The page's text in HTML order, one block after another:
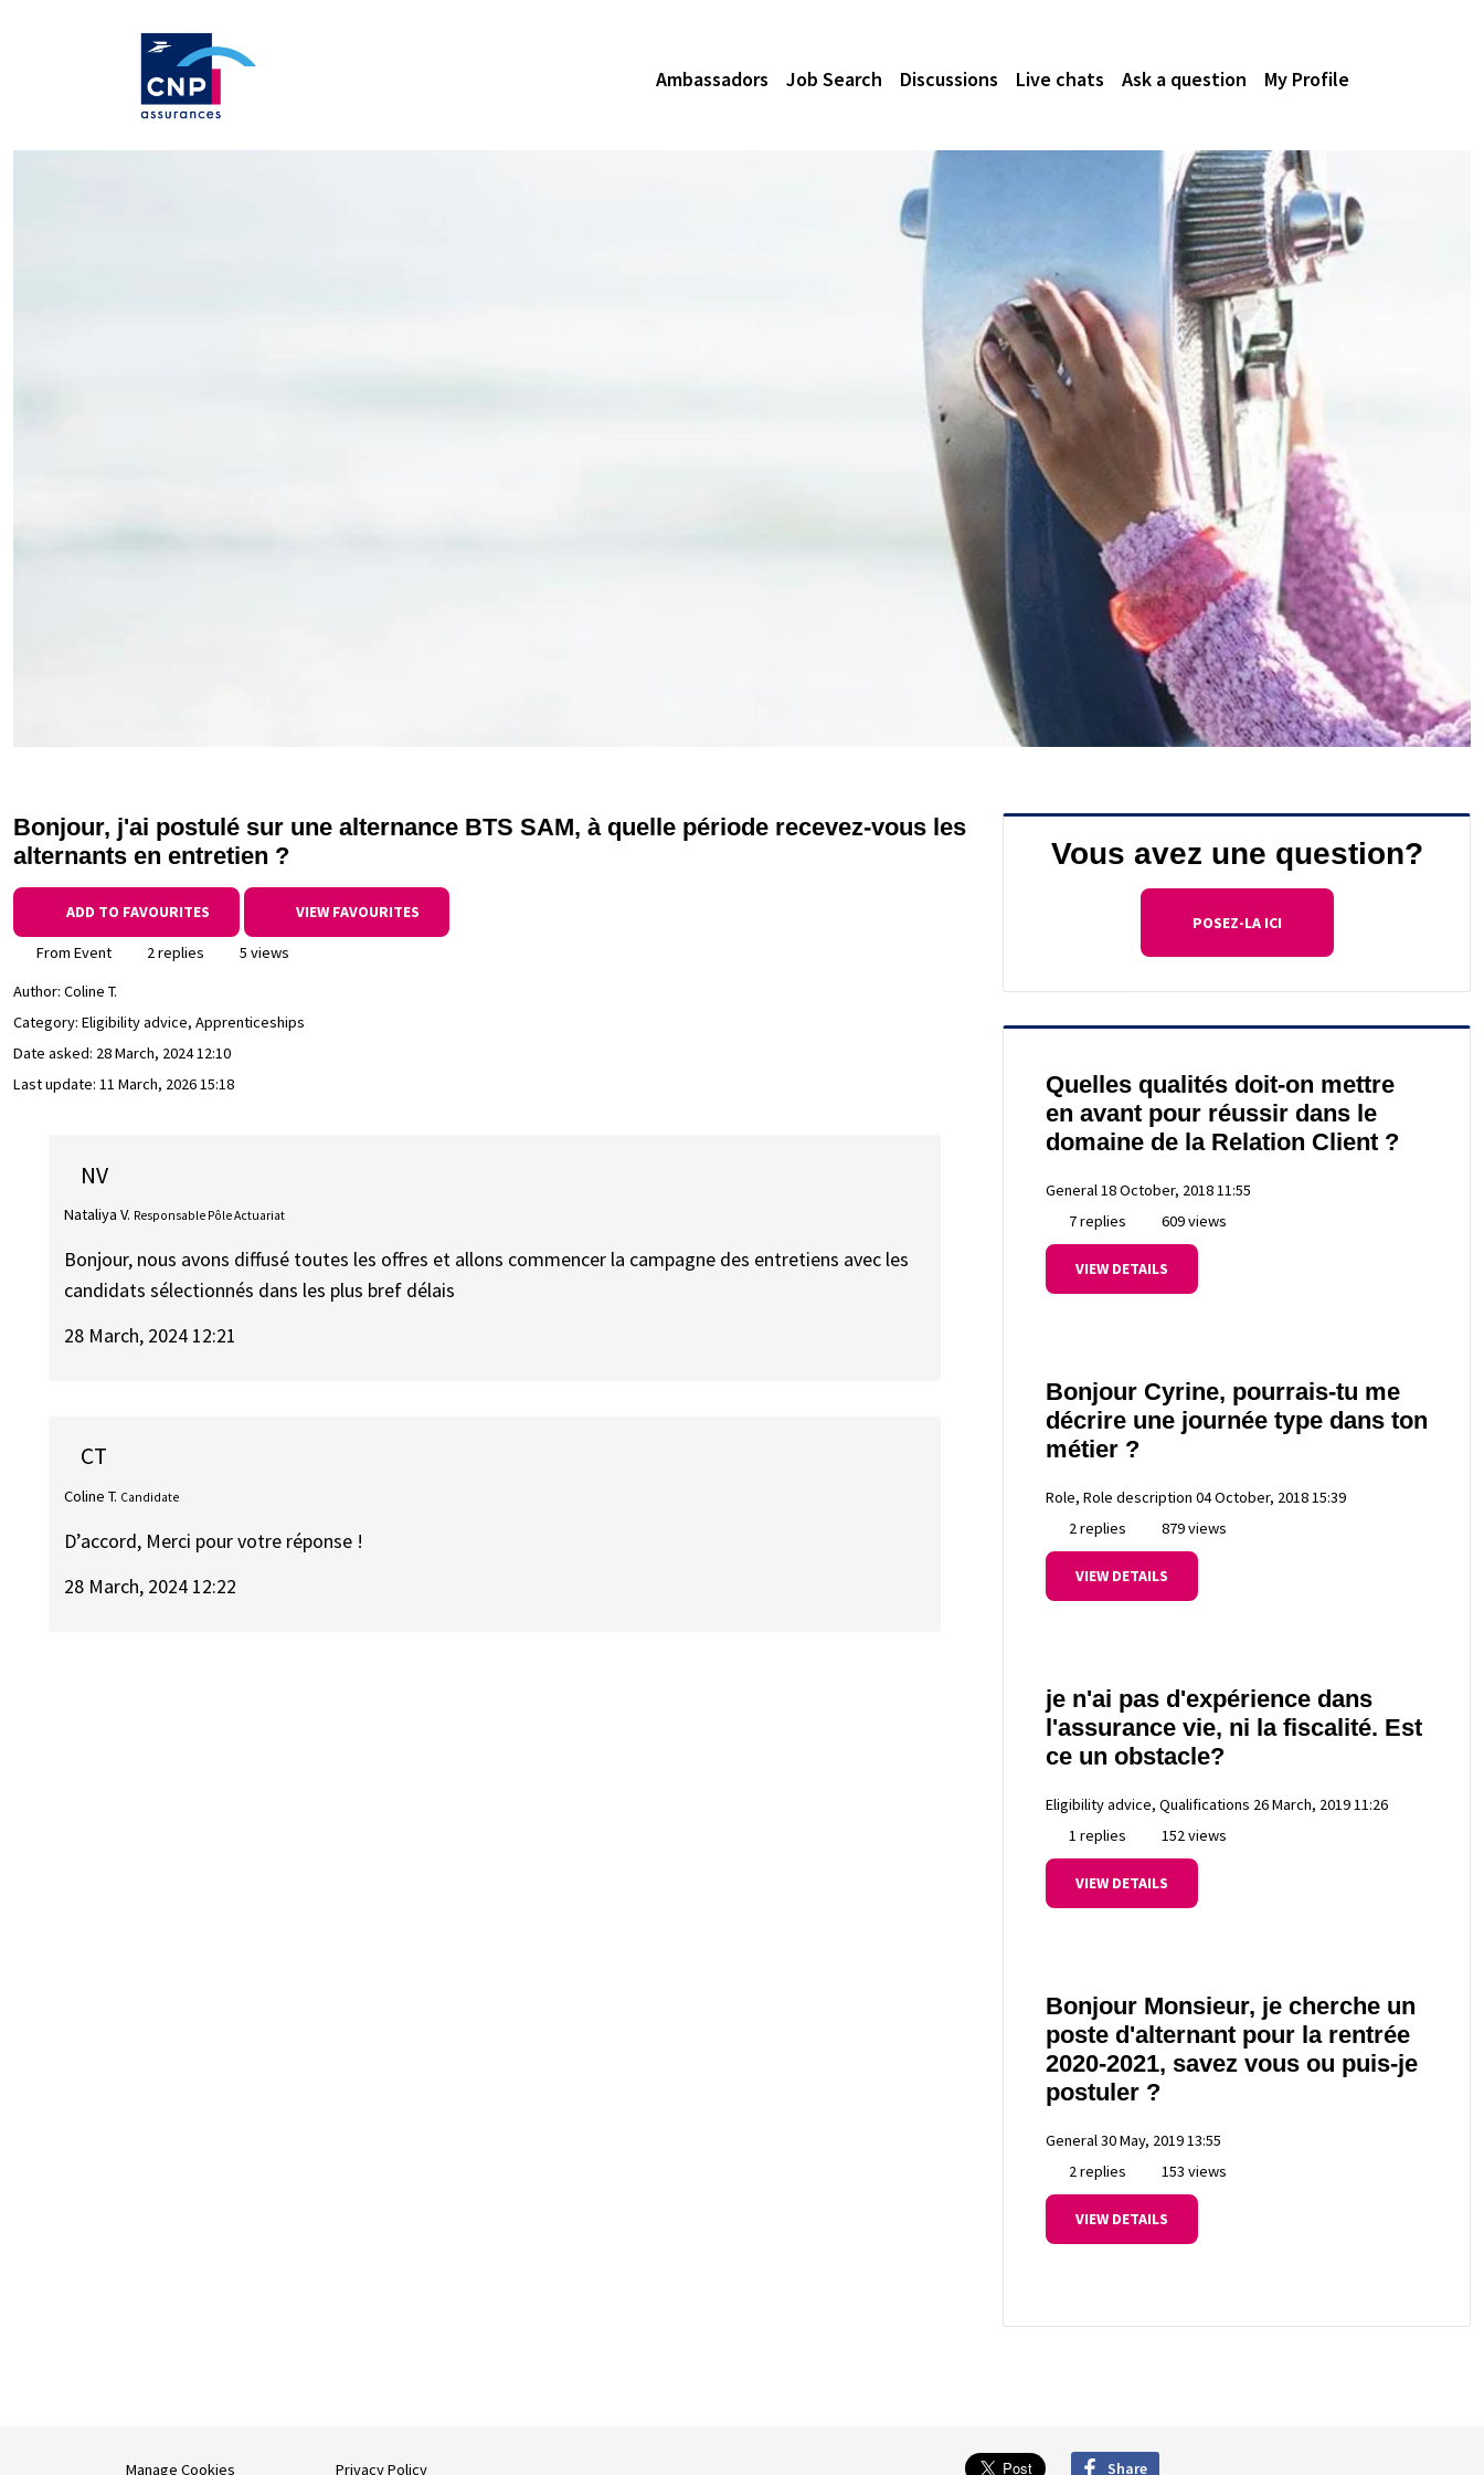
Ambassadors Job Search Discussions Live chats Ask a question My Profile
Bonjour, j'ai postulé sur une alternance BTS SAM, à quelle période recevez-vous les
alternants en entretien ?
ADD TO FAVOURITES VIEW FAVOURITES
From Event 2 replies
5 views
Author: Coline T.
Category: Eligibility advice, Apprenticeships
Date asked: 28 March, 2024 12:10
Last update: 11 March, 2026 15:18
NV
Nataliya V. Responsable Pôle Actuariat
Bonjour, nous avons diffusé toutes les offres et allons commencer la campagne des entretiens avec les
candidats sélectionnés dans les plus bref délais
28 March, 2024 12:21
CT
Coline T. Candidate
D’accord, Merci pour votre réponse !
28 March, 2024 12:22
Vous avez une question?
POSEZ-LA ICI
Quelles qualités doit-on mettre
en avant pour réussir dans le
domaine de la Relation Client ?
General 18 October, 2018 11:55
7 replies
609 views
VIEW DETAILS
Bonjour Cyrine, pourrais-tu me
décrire une journée type dans ton
métier ?
Role, Role description 04 October, 2018 15:39
2 replies
879 views
VIEW DETAILS
je n'ai pas d'expérience dans
l'assurance vie, ni la fiscalité. Est
ce un obstacle?
Eligibility advice, Qualifications 26 March, 2019 11:26
1 replies
152 views
VIEW DETAILS
Bonjour Monsieur, je cherche un
poste d'alternant pour la rentrée
2020-2021, savez vous ou puis-je
postuler ?
General30 May, 2019 13:55
2 replies
153 views
VIEW DETAILS
Manage Cookies Privacy Policy Share